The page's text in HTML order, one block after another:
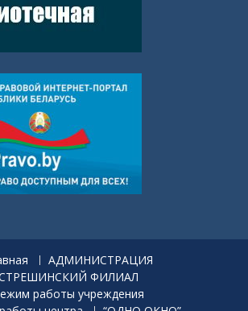
АДМИНИСТРАЦИЯ
ФИЛИАЛ
работы учреждения